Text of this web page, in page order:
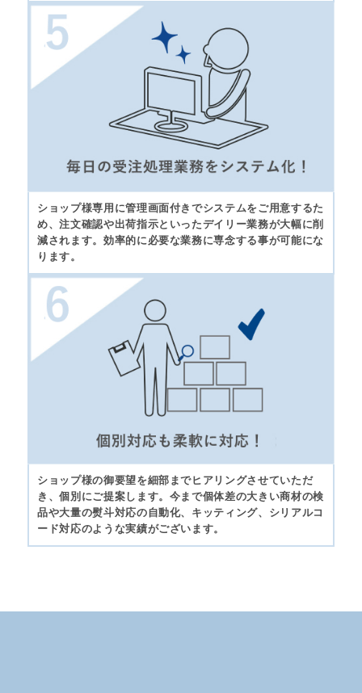
ショップ様専用に管理画面付きでシステムをご用意するた
め、注文確認や出荷指示といったデイリー業務が大幅に削
減されます。効率的に必要な業務に専念する事が可能にな
ります。
ショップ様の御要望を細部までヒアリングさせていただ
き、個別にご提案します。今まで個体差の大きい商材の検
品や大量の熨斗対応の自動化、キッティング、シリアルコ
ード対応のような実績がございます。